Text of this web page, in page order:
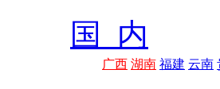
国 内
广西 湖南 福建 云南